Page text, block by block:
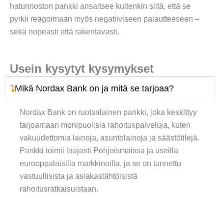
hatunnoston pankki ansaitsee kuitenkin siitä, että se
pyrkii reagoimaan myös negatiiviseen palautteeseen –
sekä nopeasti että rakentavasti.
Usein kysytyt kysymykset
Mikä Nordax Bank on ja mitä se tarjoaa?
Nordax Bank on ruotsalainen pankki, joka keskittyy
tarjoamaan monipuolisia rahoituspalveluja, kuten
vakuudettomia lainoja, asuntolainoja ja säästötilejä.
Pankki toimii laajasti Pohjoismaissa ja useilla
eurooppalaisilla markkinoilla, ja se on tunnettu
vastuullisista ja asiakaslähtöisistä
rahoitusratkaisuistaan.